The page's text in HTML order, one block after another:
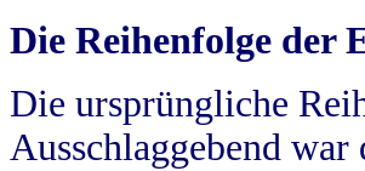
Die Reihenfolge der
Die ursprüngliche
Ausschlaggebend